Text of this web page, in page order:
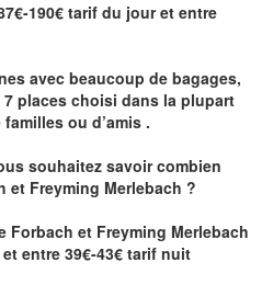
190€ tarif du jour et entre
avec beaucoup de bagages,
places choisi dans la plupart
ou d’amis .
souhaitez savoircombien
et Freyming Merlebach ?
Forbach et Freyming Merlebach
entre 39€-43€ tarif nuit